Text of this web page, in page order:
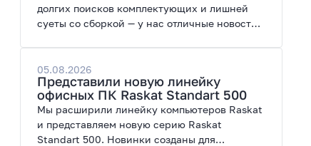
долгих поисков комплектующих и лишней
суеты со сборкой — у нас отличные новости.
графических нагрузок, современных игр и
работы с нейросетями.
05.08.2026
Представили новую линейку
офисных ПК Raskat Standart 500
Мы расширили линейку компьютеров Raskat
и представляем новую серию Raskat
Standart 500. Новинки созданы для